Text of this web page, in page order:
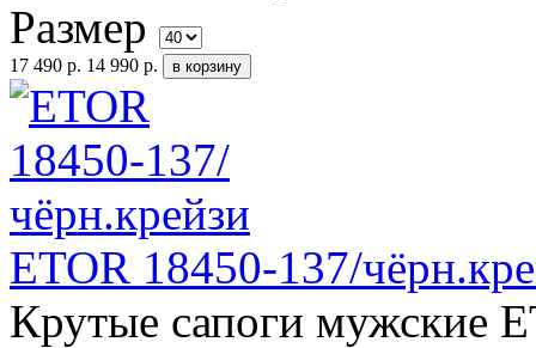
Размер
17 490 р. 14 990 р.
ETOR 18450-137/
Крутые сапоги мужские